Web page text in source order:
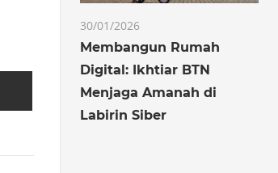
30/01/2026
Membangun Rumah
Digital: Ikhtiar BTN
Menjaga Amanah di
Labirin Siber